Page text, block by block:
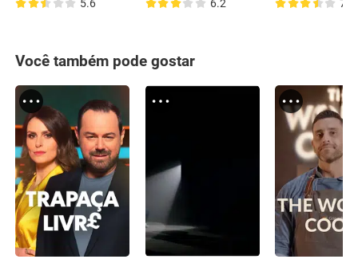
5.6 6.2 7.8
Você também pode gostar